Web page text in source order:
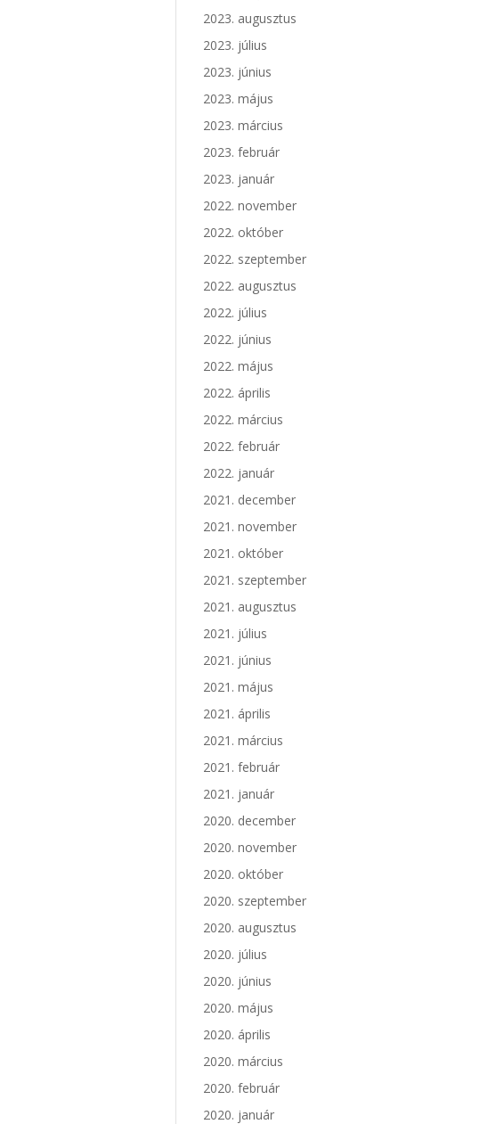
2023. augusztus
2023. július
2023. június
2023. május
2023. március
2023. február
2023. január
2022. november
2022. október
2022. szeptember
2022. augusztus
2022. július
2022. június
2022. május
2022. április
2022. március
2022. február
2022. január
2021. december
2021. november
2021. október
2021. szeptember
2021. augusztus
2021. július
2021. június
2021. május
2021. április
2021. március
2021. február
2021. január
2020. december
2020. november
2020. október
2020. szeptember
2020. augusztus
2020. július
2020. június
2020. május
2020. április
2020. március
2020. február
2020. január